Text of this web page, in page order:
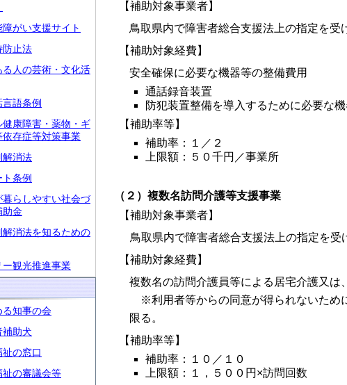
がい支援サイト
防止法
る人の芸術・文化活
語条例
健康障害・薬物・ギ
依存症等対策事業
解消法
条例
暮らしやすい社会づ
助金
解消法を知るための
ー観光推進事業
る知事の会
補助犬
の窓口
祉の審議会等
【補助対象事業者】
鳥取県内で障害者総合支援法上の指定を受
【補助対象経費】
安全確保に必要な機器等の整備費用
通話録音装置
防犯装置整備を導入するために必要な機
【補助率等】
補助率：１／２
上限額：５０千円／事業所
（２）複数名訪問介護等支援事業
【補助対象事業者】
鳥取県内で障害者総合支援法上の指定を受
【補助対象経費】
複数名の訪問介護員等による居宅介護又は
※利用者等からの同意が得られないため
限る。
【補助率等】
補助率：１０／１０
上限額：１，５００円×訪問回数